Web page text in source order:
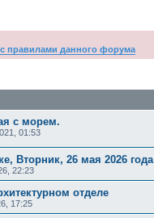
правилами данного форума
с морем.
01:53
Вторник, 26 мая 2026 года
22:23
отделе
17:25